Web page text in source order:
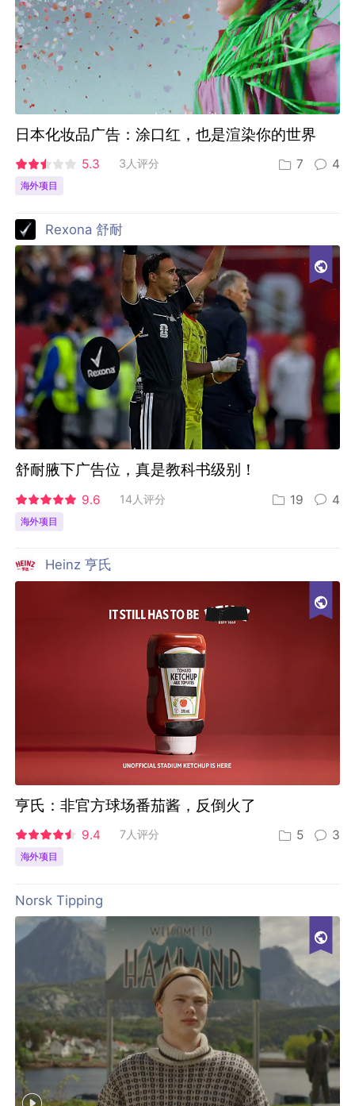
日本化妆品广告：涂口红，也是渲染你的世界
5.3 3人评分 7 4
海外项目
Rexona 舒耐
舒耐腋下广告位，真是教科书级别！
9.6 14人评分 19 4
海外项目
Heinz 亨氏
亨氏：非官方球场番茄酱，反倒火了
9.4 7人评分 5 3
海外项目
Norsk Tipping